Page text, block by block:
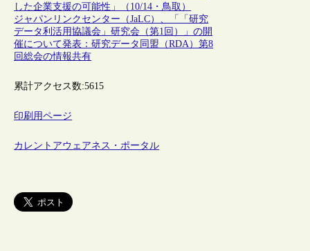
した企業支援の可能性」（10/14・鳥取）
ジャパンリンクセンター（JaLC）、「「研究
データ利活用協議会」研究会（第1回）」の開
催について発表：研究データ同盟（RDA）第8
回総会の情報共有
累計アクセス数:5615
印刷用ページ
カレントアウェアネス・ポータル